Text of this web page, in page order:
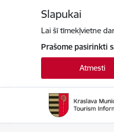
Slapukai
Lai šī tīmekļvietne
Prašome pasirinkti
Atmesti